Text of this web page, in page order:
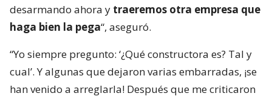
desarmando ahora y traeremos otra empresa que
haga bien la pega“, aseguró.
“Yo siempre pregunto: ‘¿Qué constructora es? Tal y
cual’. Y algunas que dejaron varias embarradas, ¡se
han venido a arreglarla! Después que me criticaron